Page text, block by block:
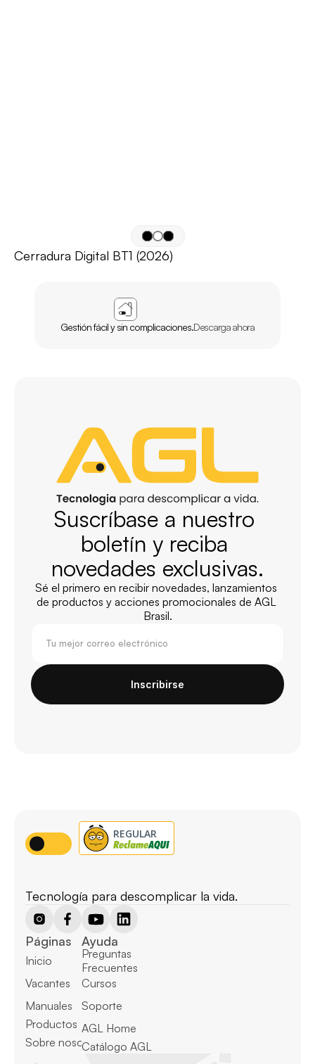
Cerradura Digital BT1 (2026)
Gestión fácil y sin complicaciones.Descarga ahora
Suscríbase a nuestro
boletín y reciba
novedades exclusivas.
Sé el primero en recibir novedades, lanzamientos
de productos y acciones promocionales de AGL
Brasil.
Inscribirse
Tecnología para descomplicar la vida.
Páginas
Inicio
Vacantes
Manuales
Productos
Sobre nosotros
Ayuda
Preguntas
Frecuentes
Cursos
Soporte
AGL Home
Catálogo AGL